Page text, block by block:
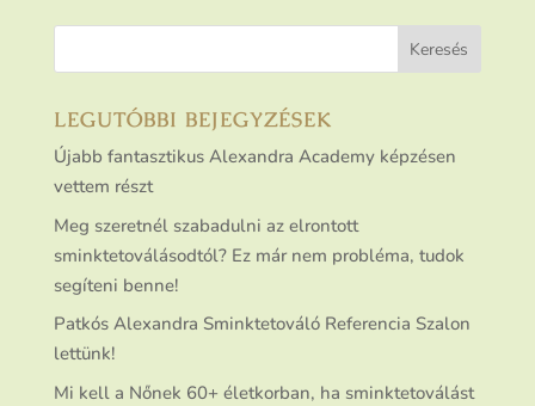
LEGUTÓBBI BEJEGYZÉSEK
Újabb fantasztikus Alexandra Academy képzésen
vettem részt
Meg szeretnél szabadulni az elrontott
sminktetoválásodtól? Ez már nem probléma, tudok
segíteni benne!
Patkós Alexandra Sminktetováló Referencia Szalon
lettünk!
Mi kell a Nőnek 60+ életkorban, ha sminktetoválást